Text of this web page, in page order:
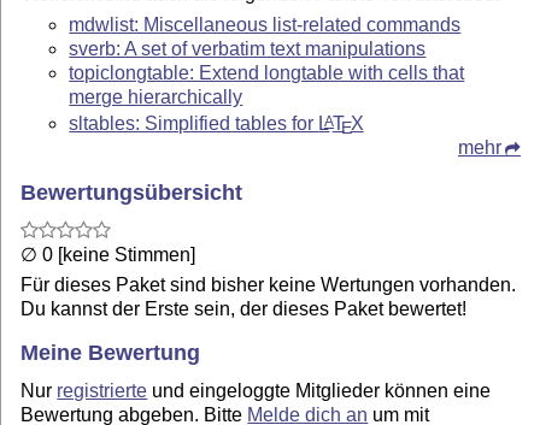
mdwlist: Miscellaneous list-related commands
sverb: A set of verbatim text manipulations
topiclongtable: Extend longtable with cells that
merge hierarchically
sltables: Simplified tables for LATEX
mehr
Bewertungsübersicht
∅ 0 [keine Stimmen]
Für dieses Paket sind bisher keine Wertungen vorhanden.
Du kannst der Erste sein, der dieses Paket bewertet!
Meine Bewertung
Nur registrierte und eingeloggte Mitglieder können eine
Bewertung abgeben. Bitte Melde dich an um mit